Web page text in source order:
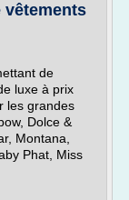
vêtements
de
luxe à prix
les grandes
Dolce &
Montana,
Phat, Miss